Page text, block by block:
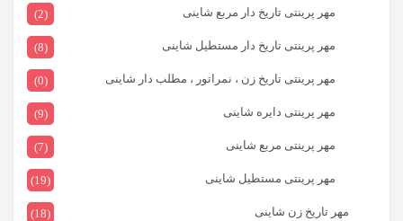
مهر پرینتی تاریخ دار مربع شاینی (2)
مهر پرینتی تاریخ دار مستطیل شاینی (8)
مهر پرینتی تاریخ زن ، نمراتور ، مطلب دار شاینی (0)
مهر پرینتی دایره شاینی (9)
مهر پرینتی مربع شاینی (7)
مهر پرینتی مستطیل شاینی (19)
مهر تاریخ زن شاینی
(18)